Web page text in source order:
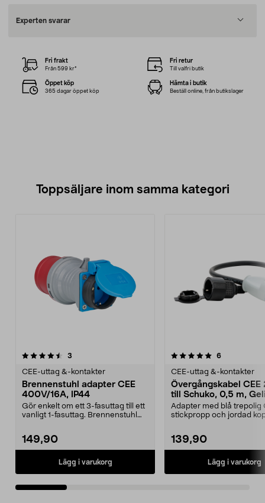
Experten svarar
Fri frakt
Från 599 kr*
Fri retur
Till valfri butik
Öppet köp
365 dagar öppet köp
Hämta i butik
Beställ online, från butikslager
Toppsäljare inom samma kategori
3
CEE-uttag &-kontakter
Brennenstuhl adapter CEE
400V/16A, IP44
Gör enkelt om ett 3-fasuttag till ett
vanligt 1-fasuttag. Brennenstuhl
149,90
Lägg i varukorg
5.0 av 5 stjärnor 6recensioner
CEE-uttag &-kontakter
Övergångskabel CEE
till Schuko, 0,5 m,
Adapter med blå trepolig
stickpropp och jordad
139,90
Lägg i varukorg
4.5 av 5 stjärnor